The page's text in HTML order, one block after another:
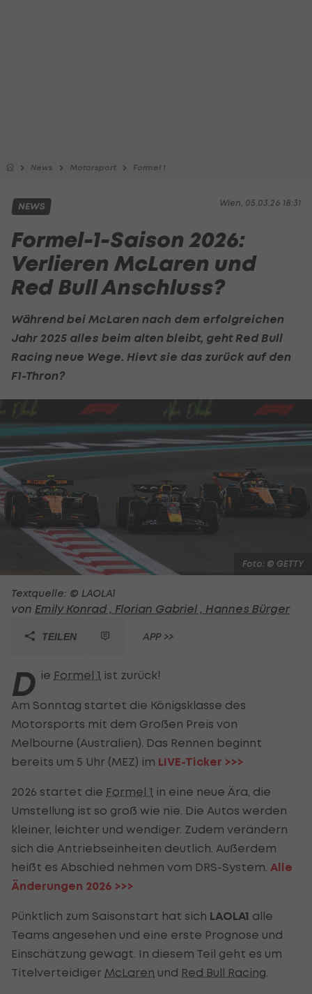
News Motorsport Formel 1
Wien, 05.03.26 18:31
NEWS
Formel-1-Saison 2026:
Verlieren McLaren und
Red Bull Anschluss?
Während bei McLaren nach dem erfolgreichen
Jahr 2025 alles beim alten bleibt, geht Red Bull
Racing neue Wege. Hievt sie das zurück auf den
F1-Thron?
Foto: © GETTY
Textquelle: © LAOLA1
von Emily Konrad , Florian Gabriel , Hannes Bürger
TEILEN APP >>
D ie Formel 1 ist zurück!
Am Sonntag startet die Königsklasse des
Motorsports mit dem Großen Preis von
Melbourne (Australien). Das Rennen beginnt
bereits um 5 Uhr (MEZ) im LIVE-Ticker >>>
2026 startet die Formel 1 in eine neue Ära, die
Umstellung ist so groß wie nie. Die Autos werden
kleiner, leichter und wendiger. Zudem verändern
sich die Antriebseinheiten deutlich. Außerdem
heißt es Abschied nehmen vom DRS-System. Alle
Änderungen 2026 >>>
Pünktlich zum Saisonstart hat sich LAOLA1 alle
Teams angesehen und eine erste Prognose und
Einschätzung gewagt. In diesem Teil geht es um
Titelverteidiger McLaren und Red Bull Racing